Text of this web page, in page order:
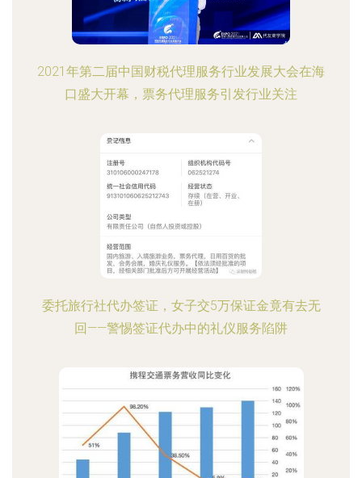
2021年第二届中国财税代理服务行业发展大会在海
口盛大开幕，票务代理服务引发行业关注
委托旅行社代办签证，女子交5万保证金竟有去无
回——警惕签证代办中的礼仪服务陷阱